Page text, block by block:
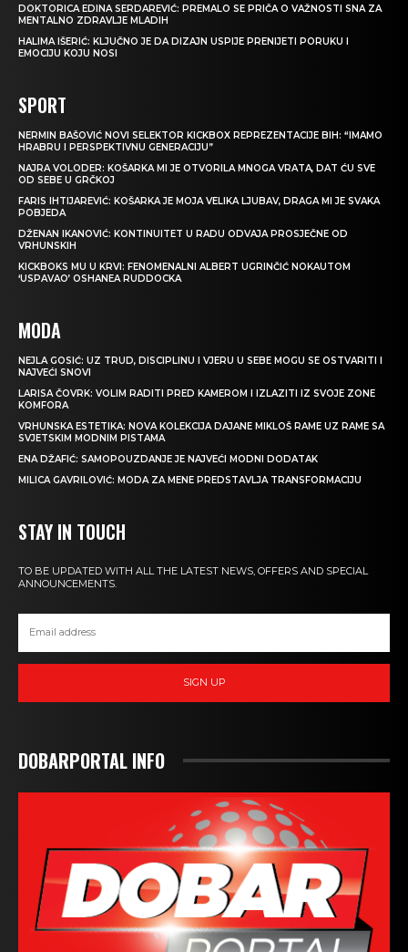
DOKTORICA EDINA SERDAREVIĆ: PREMALO SE PRIČA O VAŽNOSTI SNA ZA
MENTALNO ZDRAVLJE MLADIH
HALIMA IŠERIĆ: KLJUČNO JE DA DIZAJN USPIJE PRENIJETI PORUKU I
EMOCIJU KOJU NOSI
SPORT
NERMIN BAŠOVIĆ NOVI SELEKTOR KICKBOX REPREZENTACIJE BIH: “IMAMO
HRABRU I PERSPEKTIVNU GENERACIJU”
NAJRA VOLODER: KOŠARKA MI JE OTVORILA MNOGA VRATA, DAT ĆU SVE
OD SEBE U GRČKOJ
FARIS IHTIJAREVIĆ: KOŠARKA JE MOJA VELIKA LJUBAV, DRAGA MI JE SVAKA
POBJEDA
DŽENAN IKANOVIĆ: KONTINUITET U RADU ODVAJA PROSJEČNE OD
VRHUNSKIH
KICKBOKS MU U KRVI: FENOMENALNI ALBERT UGRINČIĆ NOKAUTOM
‘USPAVAO’ OSHANEA RUDDOCKA
MODA
NEJLA GOSIĆ: UZ TRUD, DISCIPLINU I VJERU U SEBE MOGU SE OSTVARITI I
NAJVEĆI SNOVI
LARISA ČOVRK: VOLIM RADITI PRED KAMEROM I IZLAZITI IZ SVOJE ZONE
KOMFORA
VRHUNSKA ESTETIKA: NOVA KOLEKCIJA DAJANE MIKLOŠ RAME UZ RAME SA
SVJETSKIM MODNIM PISTAMA
ENA DŽAFIĆ: SAMOPOUZDANJE JE NAJVEĆI MODNI DODATAK
MILICA GAVRILOVIĆ: MODA ZA MENE PREDSTAVLJA TRANSFORMACIJU
STAY IN TOUCH
TO BE UPDATED WITH ALL THE LATEST NEWS, OFFERS AND SPECIAL
ANNOUNCEMENTS.
SIGN UP
DOBARPORTAL INFO